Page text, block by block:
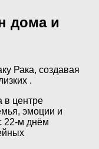
дома и
Рака, создавая
.
в центре
эмоции и
22-м днём